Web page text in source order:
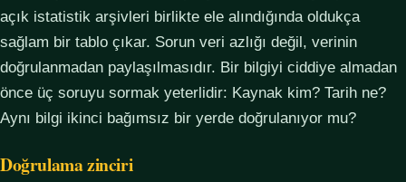
açık istatistik arşivleri birlikte ele alındığında oldukça
sağlam bir tablo çıkar. Sorun veri azlığı değil, verinin
doğrulanmadan paylaşılmasıdır. Bir bilgiyi ciddiye almadan
önce üç soruyu sormak yeterlidir: Kaynak kim? Tarih ne?
Aynı bilgi ikinci bağımsız bir yerde doğrulanıyor mu?
Doğrulama zinciri